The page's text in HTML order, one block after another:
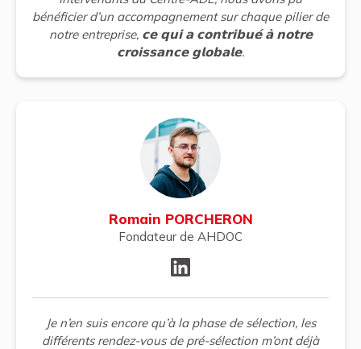
bénéficier d’un accompagnement sur chaque pilier de
notre entreprise, 𝗰𝗲 𝗾𝘂𝗶 𝗮 𝗰𝗼𝗻𝘁𝗿𝗶𝗯𝘂𝗲́ 𝗮̀ 𝗻𝗼𝘁𝗿𝗲
𝗰𝗿𝗼𝗶𝘀𝘀𝗮𝗻𝗰𝗲 𝗴𝗹𝗼𝗯𝗮𝗹𝗲.
Romain PORCHERON
Fondateur de AHDOC
Je n’en suis encore qu’à la phase de sélection, les
différents rendez-vous de pré-sélection m’ont déjà